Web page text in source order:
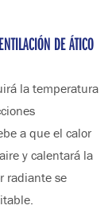
DE ÁTICO
la temperatura
a que el calor
y calentará la
radiante se